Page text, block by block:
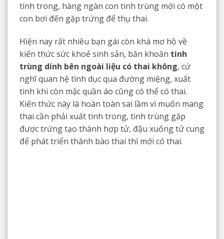
tinh trong, hàng ngàn con tinh trùng mới có một
con bơi đến gặp trứng để thụ thai.
Hiện nay rất nhiều bạn gái còn khá mơ hồ về
kiến thức sức khoẻ sinh sản, băn khoăn tinh
trùng dính bên ngoài liệu có thai không, cứ
nghĩ quan hệ tình dục qua đường miệng, xuất
tinh khi còn mặc quần áo cũng có thể có thai.
Kiến thức này là hoàn toàn sai lầm vì muốn mang
thai cần phải xuất tinh trong, tinh trùng gặp
được trứng tạo thành hợp tử, đậu xuống tử cung
để phát triển thành bào thai thì mới có thai.